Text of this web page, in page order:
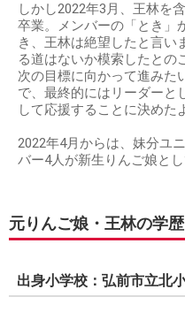
しかし2022年3月、王林を
卒業。メンバーの「とき」
き、王林は絶望したと言い
る道はないか模索したとの
次の目標に向かって進みた
で、最終的にはリーダーと
して応援することに決めた
2022年4月からは、妹分ユ
バー4人が新生りんご娘と
元りんご娘・王林の学歴
出身小学校：弘前市立北